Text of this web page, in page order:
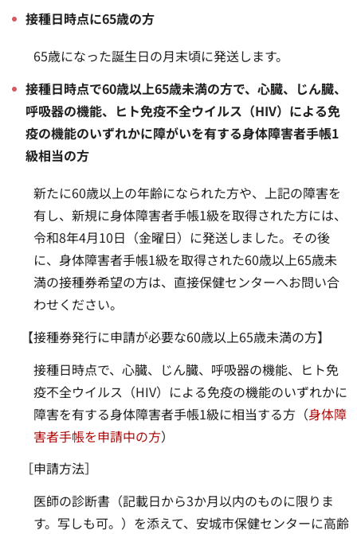
接種日時点に65歳の方
65歳になった誕生日の月末頃に発送します。
接種日時点で60歳以上65歳未満の方で、心臓、じん臓、
呼吸器の機能、ヒト免疫不全ウイルス（HIV）による免
疫の機能のいずれかに障がいを有する身体障害者手帳1
級相当の方
新たに60歳以上の年齢になられた方や、上記の障害を
有し、新規に身体障害者手帳1級を取得された方には、
令和8年4月10日（金曜日）に発送しました。その後
に、身体障害者手帳1級を取得された60歳以上65歳未
満の接種券希望の方は、直接保健センターへお問い合
わせください。
【接種券発行に申請が必要な60歳以上65歳未満の方】
接種日時点で、心臓、じん臓、呼吸器の機能、ヒト免
疫不全ウイルス（HIV）による免疫の機能のいずれかに
障害を有する身体障害者手帳1級に相当する方（身体障
害者手帳を申請中の方）
［申請方法］
医師の診断書（記載日から3か月以内のものに限りま
す。写しも可。）を添えて、安城市保健センターに高齢